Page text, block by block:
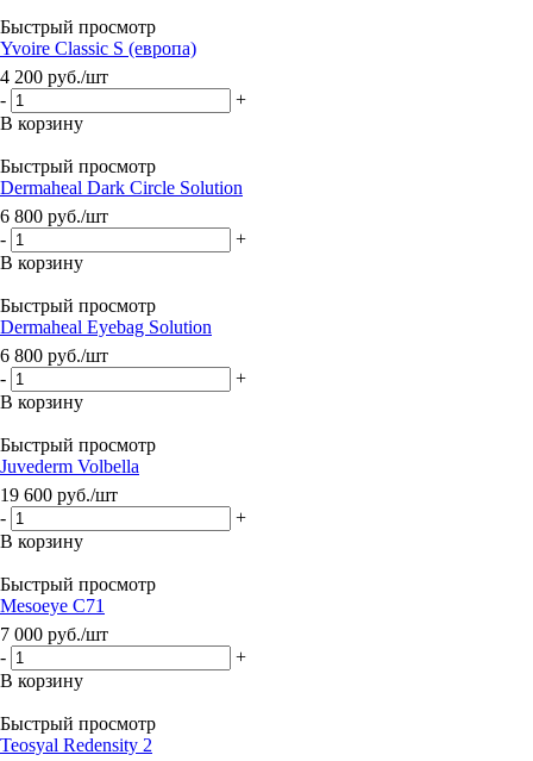
Быстрый просмотр
Yvoire Classic S (европа)
4 200 руб./шт
-
+
В корзину
Быстрый просмотр
Dermaheal Dark Circle Solution
6 800 руб./шт
-
+
В корзину
Быстрый просмотр
Dermaheal Eyebag Solution
6 800 руб./шт
-
+
В корзину
Быстрый просмотр
Juvederm Volbella
19 600 руб./шт
-
+
В корзину
Быстрый просмотр
Mesoeye C71
7 000 руб./шт
-
+
В корзину
Быстрый просмотр
Teosyal Redensity 2